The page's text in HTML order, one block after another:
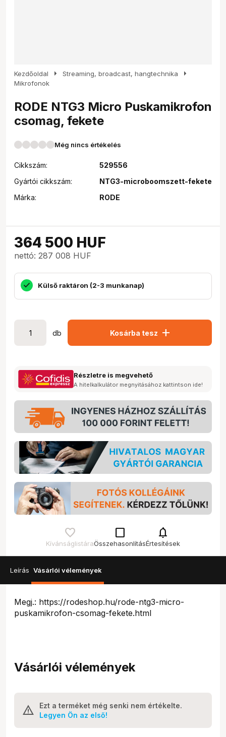
Kezdőoldal arrow_right Streaming, broadcast, hangtechnika arrow_right
Mikrofonok
RODE NTG3 Micro Puskamikrofon
csomag, fekete
Még nincs értékelés
Cikkszám:
529556
Gyártói cikkszám:
NTG3-microboomszett-fekete
Márka:
RODE
364 500 HUF
nettó: 287 008 HUF
Külső raktáron (2-3 munkanap)
db Kosárba tesz add
Részletre is megvehető
A hitelkalkulátor megnyitásához kattintson ide!
Kívánságlistára
check_box_outline_blank
Összehasonlítás
notifications
Értesítések
Leírás Vásárlói vélemények
Megj.: https://rodeshop.hu/rode-ntg3-micro-
puskamikrofon-csomag-fekete.html
Vásárlói vélemények
Ezt a terméket még senki nem értékelte.
Legyen Ön az első!